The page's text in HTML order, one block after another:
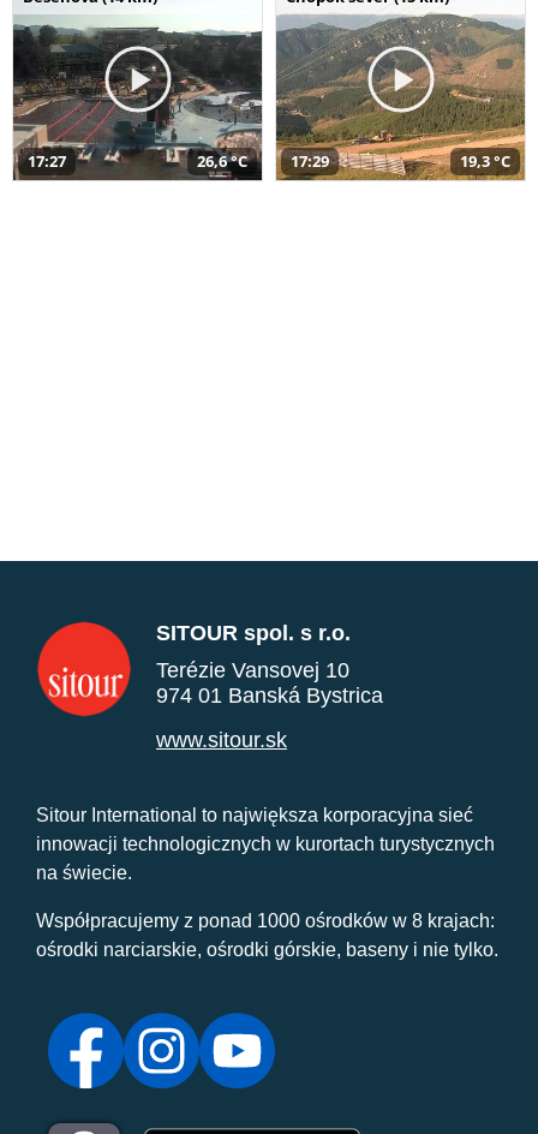
17:27 26,6 °C 17:29 19,3 °C
SITOUR spol. s r.o.
Terézie Vansovej 10
974 01 Banská Bystrica
www.sitour.sk
Sitour International to największa korporacyjna sieć
innowacji technologicznych w kurortach turystycznych
na świecie.
Współpracujemy z ponad 1000 ośrodków w 8 krajach:
ośrodki narciarskie, ośrodki górskie, baseny i nie tylko.